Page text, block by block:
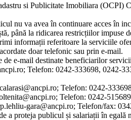
si Publicitate Imobiliara
nu va avea în continuare acces în
până la ridicarea restricțiilor impuse
informații referitoare la serviciile
doar telefonic sau prin e-mail.
de e-mail destinate beneficiarilor
Telefon: 0242-333698, 0242-
Telefon: 0242-
Telefon: 0242-
gara@ancpi.ro; Telefon/fax:
a proteja publicul și salariații în